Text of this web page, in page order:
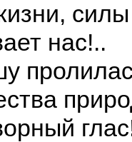
силы и
нас!..